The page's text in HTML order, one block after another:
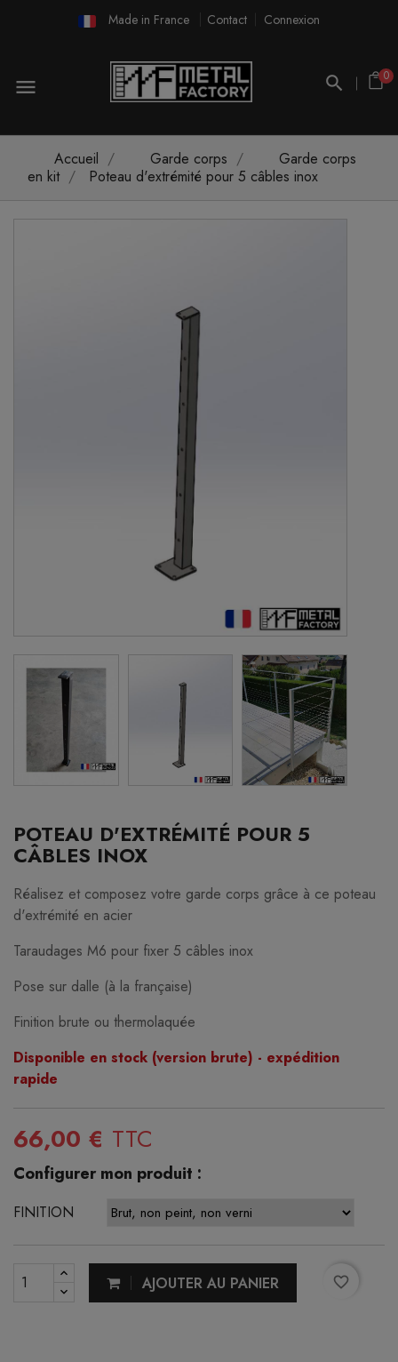
Made in France Contact Connexion
menu 0
Accueil Garde corps
Garde corps
en kit
Poteau d'extrémité pour 5 câbles inox
POTEAU D'EXTRÉMITÉ POUR 5
CÂBLES INOX
Réalisez et composez votre garde corps grâce à ce poteau
d'extrémité en acier
Taraudages M6 pour fixer 5 câbles inox
Pose sur dalle (à la française)
Finition brute ou thermolaquée
Disponible en stock (version brute) - expédition
rapide
66,00 € TTC
Configurer mon produit :
FINITION
AJOUTER AU PANIER favorite_border